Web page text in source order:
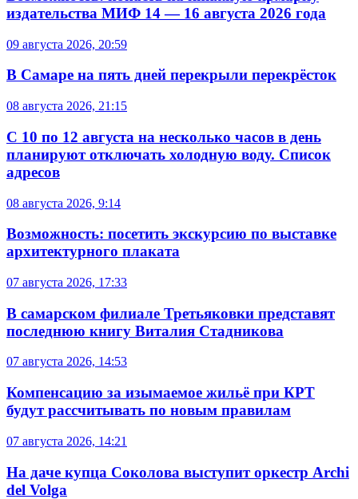
издательства МИФ 14 — 16 августа 2026 года
09 августа 2026, 20:59
В Самаре на пять дней перекрыли перекрёсток
08 августа 2026, 21:15
С 10 по 12 августа на несколько часов в день
планируют отключать холодную воду. Список
адресов
08 августа 2026, 9:14
Возможность: посетить экскурсию по выставке
архитектурного плаката
07 августа 2026, 17:33
В самарском филиале Третьяковки представят
последнюю книгу Виталия Стадникова
07 августа 2026, 14:53
Компенсацию за изымаемое жильё при КРТ
будут рассчитывать по новым правилам
07 августа 2026, 14:21
На даче купца Соколова выступит оркестр Archi
del Volga